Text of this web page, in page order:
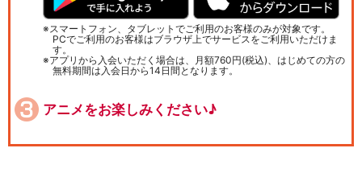
スマートフォン、タブレットでご利用のお客様のみが対象です。
PCでご利用のお客様はブラウザ上でサービスをご利用いただけま
す。
アプリから入会いただく場合は、月額760円(税込)、はじめての方の
無料期間は入会日から14日間となります。
アニメをお楽しみください♪